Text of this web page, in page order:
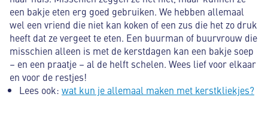
een bakje eten erg goed gebruiken. We hebben allemaal
wel een vriend die niet kan koken of een zus die het zo druk
heeft dat ze vergeet te eten. Een buurman of buurvrouw die
misschien alleen is met de kerstdagen kan een bakje soep
– en een praatje – al de helft schelen. Wees lief voor elkaar
en voor de restjes!
Lees ook: wat kun je allemaal maken met kerstkliekjes?